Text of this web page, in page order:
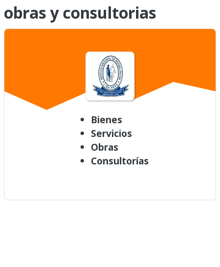
obras y consultorias
Bienes
Servicios
Obras
Consultorías